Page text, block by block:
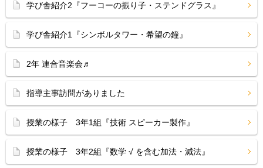
学び舎紹介2『フーコーの振り子・ステンドグラス』
学び舎紹介1『シンボルタワー・希望の鐘』
2年 連合音楽会♬
指導主事訪問がありました
授業の様子 3年1組『技術 スピーカー製作』
授業の様子 3年2組『数学 √ を含む加法・減法』